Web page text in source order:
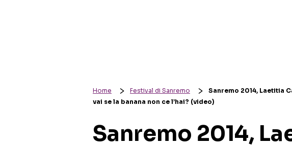
Home Festival di Sanremo
Sanremo 2014, Laetitia
vai se la banana non ce l’hai? (video)
Sanremo 2014,